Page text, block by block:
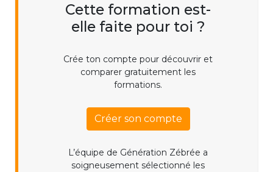
Cette formation est-
elle faite pour toi ?
Crée ton compte pour découvrir et
comparer gratuitement les
formations.
Créer son compte
L’équipe de Génération Zébrée a
soigneusement sélectionné les